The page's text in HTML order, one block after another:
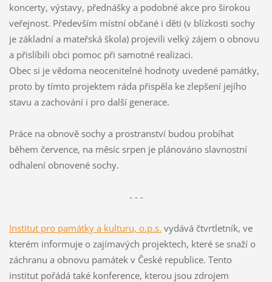
koncerty, výstavy, přednášky a podobné akce pro širokou
veřejnost. Především místní občané i děti (v blízkosti sochy
je základní a mateřská škola) projevili velký zájem o obnovu
a přislíbili obci pomoc při samotné realizaci.
Obec si je vědoma neocenitelné hodnoty uvedené památky,
proto by tímto projektem ráda přispěla ke zlepšení jejího
stavu a zachování i pro další generace.
Práce na obnově sochy a prostranství budou probíhat
během července, na měsíc srpen je plánováno slavnostní
odhalení obnovené sochy.
- - -
Institut pro památky a kulturu, o.p.s. vydává čtvrtletník, ve
kterém informuje o zajímavých projektech, které se snaží o
záchranu a obnovu památek v České republice. Tento
institut pořádá také konference, kterou jsou zdrojem